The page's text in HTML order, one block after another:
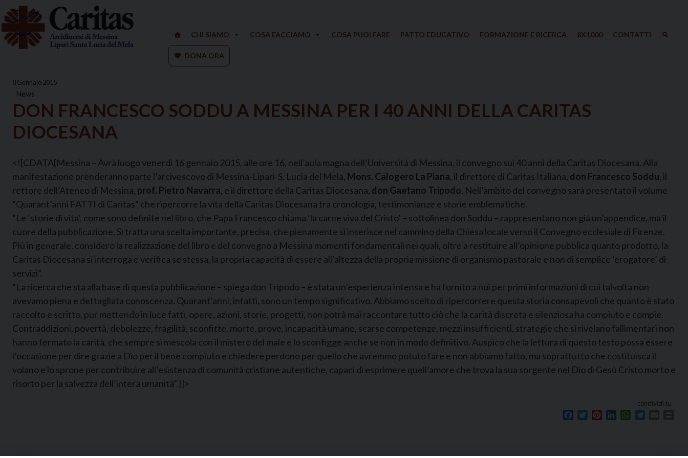
Skip
to
content
CHI SIAMO COSA FACCIAMO COSA PUOI FARE PATTO EDUCATIVO FORMAZIONE E RICERCA 8X1000 CONTATTI
DONA ORA
8 Gennaio 2015
News
DON FRANCESCO SODDU A MESSINA PER I 40 ANNI DELLA CARITAS
DIOCESANA
<![CDATA[Messina – Avrà luogo venerdì 16 gennaio 2015, alle ore 16, nell’aula magna dell’Università di Messina, il convegno sui 40 anni della Caritas Diocesana. Alla
manifestazione prenderanno parte l’arcivescovo di Messina-Lipari-S. Lucia del Mela, Mons. Calogero La Piana, il direttore di Caritas Italiana, don Francesco Soddu, il
rettore dell’Ateneo di Messina, prof. Pietro Navarra, e il direttore della Caritas Diocesana, don Gaetano Tripodo. Nell’ambito del convegno sarà presentato il volume
“Quarant’anni FATTI di Caritas” che ripercorre la vita della Caritas Diocesana tra cronologia, testimonianze e storie emblematiche.
“Le ‘storie di vita’, come sono definite nel libro, che Papa Francesco chiama ‘la carne viva del Cristo’ – sottolinea don Soddu – rappresentano non già un’appendice, ma il
cuore della pubblicazione. Si tratta una scelta importante, precisa, che pienamente si inserisce nel cammino della Chiesa locale verso il Convegno ecclesiale di Firenze.
Più in generale, considero la realizzazione del libro e del convegno a Messina momenti fondamentali nei quali, oltre a restituire all’opinione pubblica quanto prodotto, la
Caritas Diocesana si interroga e verifica se stessa, la propria capacità di essere all’altezza della propria missione di organismo pastorale e non di semplice ‘erogatore’ di
servizi”.
“La ricerca che sta alla base di questa pubblicazione – spiega don Tripodo – è stata un’esperienza intensa e ha fornito a noi per primi informazioni di cui talvolta non
avevamo piena e dettagliata conoscenza. Quarant’anni, infatti, sono un tempo significativo. Abbiamo scelto di ripercorrere questa storia consapevoli che quanto è stato
raccolto e scritto, pur mettendo in luce fatti, opere, azioni, storie, progetti, non potrà mai raccontare tutto ciò che la carità discreta e silenziosa ha compiuto e compie.
Contraddizioni, povertà, debolezze, fragilità, sconfitte, morte, prove, incapacità umane, scarse competenze, mezzi insufficienti, strategie che si rivelano fallimentari non
hanno fermato la carità, che sempre si mescola con il mistero del male e lo sconfigge anche se non in modo definitivo. Auspico che la lettura di questo testo possa essere
l’occasione per dire grazie a Dio per il bene compiuto e chiedere perdono per quello che avremmo potuto fare e non abbiamo fatto, ma soprattutto che costituisca il
volano e lo sprone per contribuire all’esistenza di comunità cristiane autentiche, capaci di esprimere quell’amore che trova la sua sorgente nel Dio di Gesù Cristo morto e
risorto per la salvezza dell’intera umanità”.]]>
condividi su
Facebook
TwitterPinterestLinkedInWhatsApp